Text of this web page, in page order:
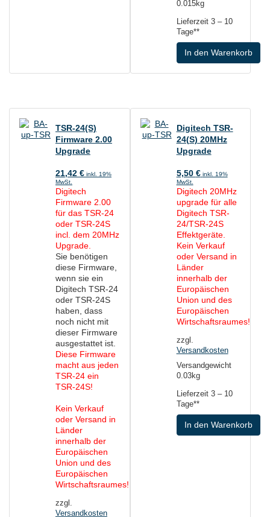
0.015kg
Lieferzeit 3 – 10
Tage**
In den Warenkorb
TSR-24(S)
Firmware 2.00
Upgrade
21,42 € inkl. 19%
MwSt.
Digitech
Firmware 2.00
für das TSR-24
oder TSR-24S
incl. dem 20MHz
Upgrade.
Sie benötigen
diese Firmware,
wenn sie ein
Digitech TSR-24
oder TSR-24S
haben, dass
noch nicht mit
dieser Firmware
ausgestattet ist.
Diese Firmware
macht aus jeden
TSR-24 ein
TSR-24S!
Kein Verkauf
oder Versand in
Länder
innerhalb der
Europäischen
Union und des
Europäischen
Wirtschaftsraumes!
zzgl.
Versandkosten
Digitech TSR-
24(S) 20MHz
Upgrade
5,50 € inkl. 19%
MwSt.
Digitech 20MHz
upgrade für alle
Digitech TSR-
24/TSR-24S
Effektgeräte.
Kein Verkauf
oder Versand in
Länder
innerhalb der
Europäischen
Union und des
Europäischen
Wirtschaftsraumes!
zzgl.
Versandkosten
Versandgewicht
0.03kg
Lieferzeit 3 – 10
Tage**
In den Warenkorb